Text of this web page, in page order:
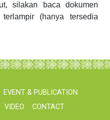
silakan baca dokumen
(hanya tersedia
EVENT & PUBLICATION
VIDEO CONTACT